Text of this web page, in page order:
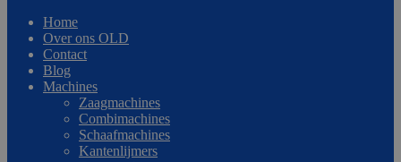
Home
Over ons OLD
Contact
Blog
Machines
Zaagmachines
Combimachines
Schaafmachines
Kantenlijmers